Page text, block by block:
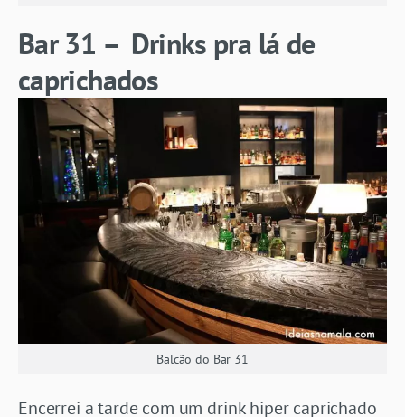
Bar 31 – Drinks pra lá de
caprichados
Balcão do Bar 31
Encerrei a tarde com um drink hiper caprichado